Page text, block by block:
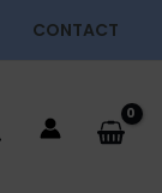
CONTACT